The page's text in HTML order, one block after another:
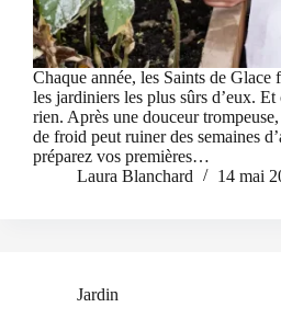
Chaque année, les Saints de Glace
les jardiniers les plus sûrs d’eux. Et
rien. Après une douceur
de froid peut ruiner des semaines
préparez vos premières…
Laura Blanchard
14 mai
Jardin